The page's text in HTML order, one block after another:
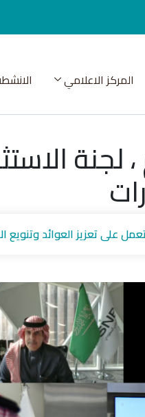
المركز الاعلامي
اجتماعها الأول